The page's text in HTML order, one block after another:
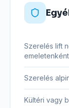
Szerelés lift
emeletenként
Szerelés
Kültéri vagy